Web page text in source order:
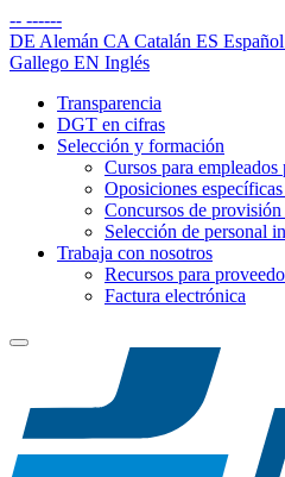
-- ------
DE Alemán CA Catalán ES Español
Gallego EN Inglés
Transparencia
DGT en cifras
Selección y formación
Cursos para empleados
Oposiciones
Concursos de provisión
Selección de personal
Trabaja con nosotros
Recursos para
Factura electrónica